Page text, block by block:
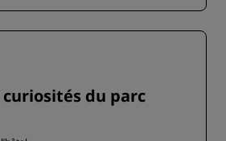
du parc